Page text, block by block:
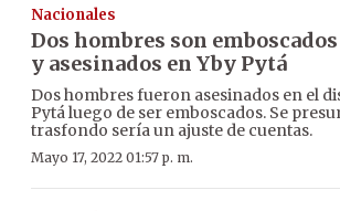
Nacionales
Dos hombres son emboscados
y asesinados en Yby Pytá
Dos hombres fueron asesinados en el
Pytá luego de ser emboscados. Se
trasfondo sería un ajuste de cuentas.
Mayo 17, 2022 01:57 p. m.